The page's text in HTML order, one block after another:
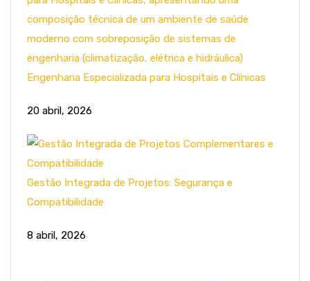
Engenharia Especializada para Hospitais e Clínicas
20 abril, 2026
Gestão Integrada de Projetos: Segurança e
Compatibilidade
8 abril, 2026